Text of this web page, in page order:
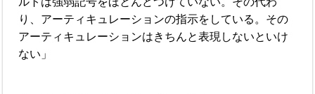
り、アーティキュレーションの指示をしている。その
アーティキュレーションはきちんと表現しないといけ
ない」